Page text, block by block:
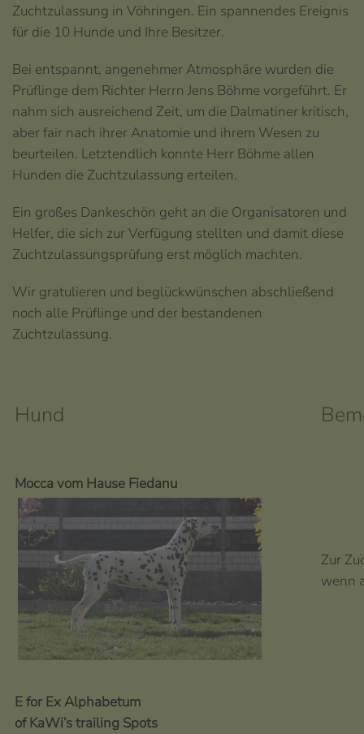
Zuchtzulassung in Vöhringen. Ein spannendes Ereignis
für die 10 Hunde und Ihre Besitzer.
Bei entspannt, angenehmer Atmosphäre wurden die
Prüflinge dem Richter Herrn Jens Böhme vorgeführt. Er
nahm sich ausreichend Zeit, um die Dalmatiner kritisch,
aber fair nach ihrer Anatomie und ihrem Wesen zu
beurteilen. Letztendlich konnte Herr Böhme allen
Hunden die Zuchtzulassung erteilen.
Ein großes Dankeschön geht an die Organisatoren und
Helfer, die sich zur Verfügung stellten und damit diese
Zuchtzulassungsprüfung erst möglich machten.
Wir gratulieren und beglückwünschen abschließend
noch alle Prüflinge und der bestandenen
Zuchtzulassung.
Hund
Mocca vom Hause Fiedanu
Zur
wenn
E for Ex Alphabetum
of KaWi’s trailing Spots